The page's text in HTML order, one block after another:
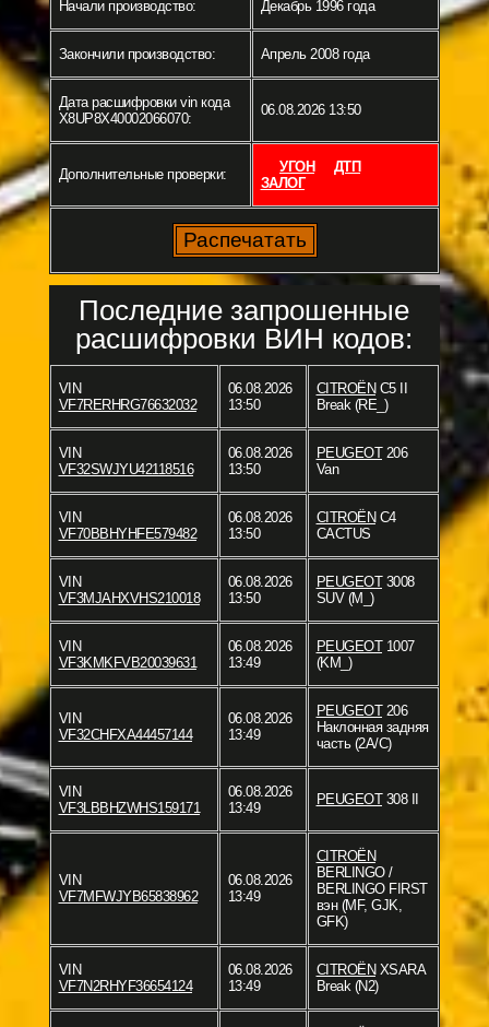
Начали производство: Декабрь 1996 года
Закончили производство: Апрель 2008 года
Дата расшифровки vin кода
X8UP8X40002066070:
06.08.2026 13:50
Дополнительные проверки: УГОН
ДТП
ЗАЛОГ
Последние запрошенные
расшифровки ВИН кодов:
VIN
VF7RERHRG76632032
06.08.2026
13:50
CITROËN C5 II
Break (RE_)
VIN
VF32SWJYU42118516
06.08.2026
13:50
PEUGEOT206
Van
VIN
VF70BBHYHFE579482
06.08.2026
13:50
CITROËN C4
CACTUS
VIN
VF3MJAHXVHS210018
06.08.2026
13:50
PEUGEOT3008
SUV (M_)
VIN
VF3KMKFVB20039631
06.08.2026
13:49
PEUGEOT1007
(KM_)
VIN
VF32CHFXA44457144
06.08.2026
13:49
PEUGEOT206
Наклонная задняя
часть (2A/C)
VIN
VF3LBBHZWHS159171
06.08.2026
13:49
PEUGEOT308 II
VIN
VF7MFWJYB65838962
06.08.2026
13:49
CITROËN
BERLINGO /
BERLINGO FIRST
вэн (MF, GJK,
GFK)
VIN
VF7N2RHYF36654124
06.08.2026
13:49
CITROËN XSARA
Break (N2)